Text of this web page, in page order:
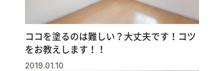
ココを塗るのは難しい？大丈夫です！コツ
をお教えします！！
2019.01.10